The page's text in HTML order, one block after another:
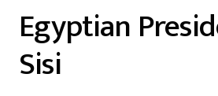
Egyptian
Sisi